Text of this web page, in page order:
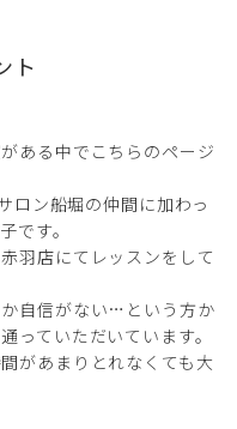
ト
ある中でこちらのページ
ロン船堀の仲間に加わっ
です。
羽店にてレッスンをして
自信がない…という方か
っていただいています。
があまりとれなくても大